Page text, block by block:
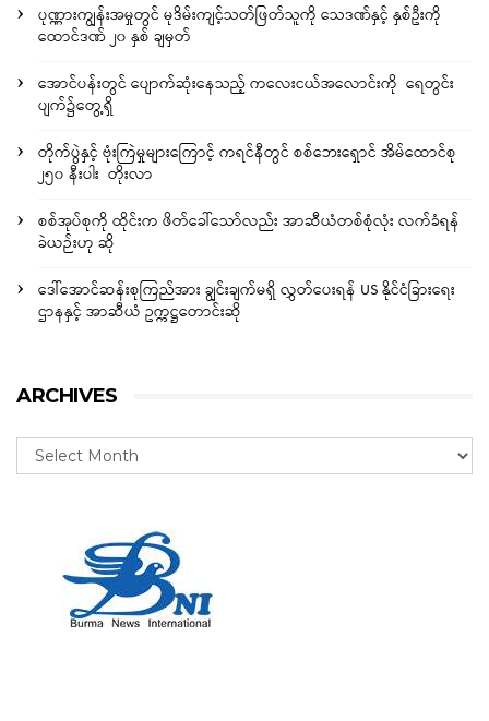
ပုဏ္ဏားကျွန်းအမှုတွင် မုဒိမ်းကျင့်သတ်ဖြတ်သူကို သေဒဏ်နှင့် နှစ်ဦးကို
ထောင်ဒဏ် ၂၀ နှစ် ချမှတ်
အောင်ပန်းတွင် ပျောက်ဆုံးနေသည့် ကလေးငယ်အလောင်းကို ရေတွင်း
ပျက်၌တွေ့ရှိ
တိုက်ပွဲနှင့် ဗုံးကြဲမှုများကြောင့် ကရင်နီတွင် စစ်ဘေးရှောင် အိမ်ထောင်စု
၂၅၀ နီးပါး တိုးလာ
စစ်အုပ်စုကို ထိုင်းက ဖိတ်ခေါ်သော်လည်း အာဆီယံတစ်စုံလုံး လက်ခံရန်
ခဲယဉ်းဟု ဆို
ဒေါ်အောင်ဆန်းစုကြည်အား ချွင်းချက်မရှိ လွှတ်ပေးရန် US နိုင်ငံခြားရေး
ဌာနနှင့် အာဆီယံ ဥက္ကဋ္ဌတောင်းဆို
ARCHIVES